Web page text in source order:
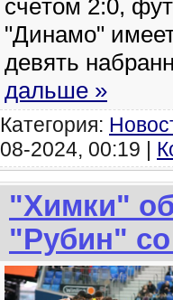
счётом 2:0,
"Динамо"
девять
дальше »
Категория:
08-2024, 00:19 |
"Химки"
"Рубин"